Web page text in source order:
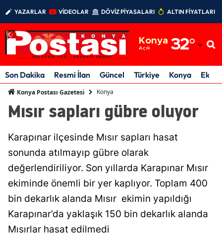
YAZARLAR VİDEOLAR DÖVİZ PİYASALARI ALTIN FİYATLARI
Konya
Açık 32°
Adıyaman
Afyonkarahisar
Amasya
Artvin
Aydın
Balıkesir
Son Dakika Resmi İlan Güncel Türkiye Konya
Konya Postası Gazetesi Konya
Mısır sapları gübre oluyor
Karapınar ilçesinde Mısır sapları hasat
sonunda atılmayıp gübre olarak
değerlendiriliyor. Son yıllarda Karapınar Mısır
ekiminde önemli bir yer kaplıyor. Toplam 400
bin dekarlık alanda Mısır ekimin yapıldığı
Karapınar’da yaklaşık 150 bin dekarlık alanda
Mısırlar hasat edilmedi